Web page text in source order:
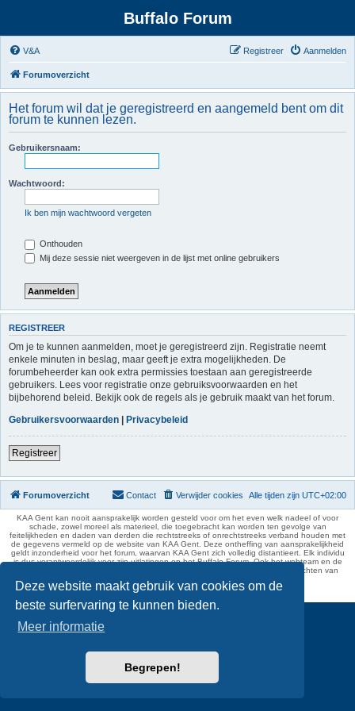
Deze website maakt gebruik van cookies om de
beste surfervaring te kunnen bieden.
Meer informatie
Begrepen!
Buffalo Forum
V&A Aanmelden
Registreer
Forumoverzicht
Het forum wil dat je geregistreerd en aangemeld bent om dit
forum te kunnen lezen.
Gebruikersnaam:
Wachtwoord:
Ik ben mijn wachtwoord vergeten
Onthouden
Mij deze sessie niet weergeven in de lijst met online gebruikers
REGISTREER
Om je te kunnen aanmelden, moet je geregistreerd zijn. Registratie neemt
enkele minuten in beslag, maar geeft je extra mogelijkheden. De
forumbeheerder kan ook extra permissies toestaan aan geregistreerde
gebruikers. Lees voor registratie onze gebruiksvoorwaarden en het
bijbehorend beleid. Bekijk ook de regels als je gebruik maakt van het forum.
Gebruikersvoorwaarden | Privacybeleid
Registreer
Forumoverzicht Alle tijden zijn UTC+02:00
Verwijder cookies
Contact
KAA Gent kan nooit aansprakelijk worden gesteld voor om het even welk nadeel of voor
schade, zowel moreel als materieel, die toegebracht kan worden ten gevolge van
feitelijkheden en daden van derden die rechtstreeks of onrechtstreeks verband houden met
de gegevens vermeld op de website van KAA Gent. Deze ontheffing van aansprakelijkheid
geldt inzonderheid voor het forum, waarvan KAA Gent zich volledig distantieert. Elk individu
is dus verantwoordelijk voor zijn uitlatingen op het Buffalo Forum. Ook het webteam en de
moderators kunnen niet aansprakelijk gesteld worden voor de inhoud van berichten van
phpBB Two Factor Authentication ©paul999